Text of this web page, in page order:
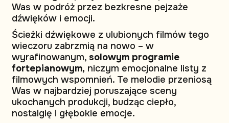
Was w podróż przez bezkresne pejzaże
dźwięków i emocji.
Ścieżki dźwiękowe z ulubionych filmów tego
wieczoru zabrzmią na nowo – w
wyrafinowanym, solowym programie
fortepianowym, niczym emocjonalne listy z
filmowych wspomnień. Te melodie przeniosą
Was w najbardziej poruszające sceny
ukochanych produkcji, budząc ciepło,
nostalgię i głębokie emocje.